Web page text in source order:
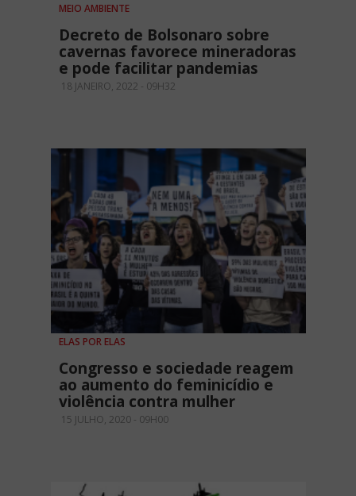
MEIO AMBIENTE
Decreto de Bolsonaro sobre
cavernas favorece mineradoras
e pode facilitar pandemias
18 JANEIRO, 2022 - 09H32
ELAS POR ELAS
Congresso e sociedade reagem
ao aumento do feminicídio e
violência contra mulher
15 JULHO, 2020 - 09H00